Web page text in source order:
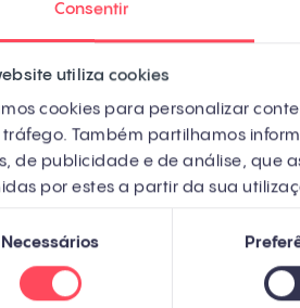
Consentir
utiliza cookies
cookies para personalizar
tráfego. Também partilhamos
de publicidade e de análise, que
por estes a partir da sua
Necessários